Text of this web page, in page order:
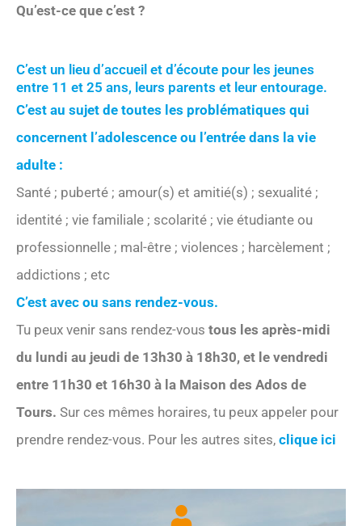
Qu’est-ce que c’est ?
C’est un lieu d’accueil et d’écoute pour les jeunes
entre 11 et 25 ans, leurs parents et leur entourage.
C’est au sujet de toutes les problématiques qui
concernent l’adolescence ou l’entrée dans la vie
adulte :
Santé ; puberté ; amour(s) et amitié(s) ; sexualité ;
identité ; vie familiale ; scolarité ; vie étudiante ou
professionnelle ; mal-être ; violences ; harcèlement ;
addictions ; etc
C’est avec ou sans rendez-vous.
Tu peux venir sans rendez-vous tous les après-midi
du lundi au jeudi de 13h30 à 18h30, et le vendredi
entre 11h30 et 16h30 à la Maison des Ados de
Tours. Sur ces mêmes horaires, tu peux appeler pour
prendre rendez-vous. Pour les autres sites, clique ici